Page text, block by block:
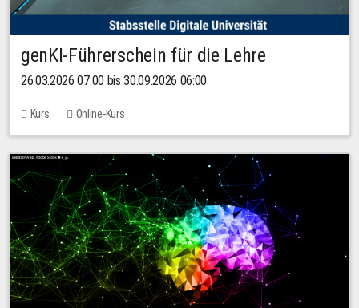
genKI-Führerschein für die Lehre
26.03.2026 07:00 bis 30.09.2026 06:00
Kurs Online-Kurs